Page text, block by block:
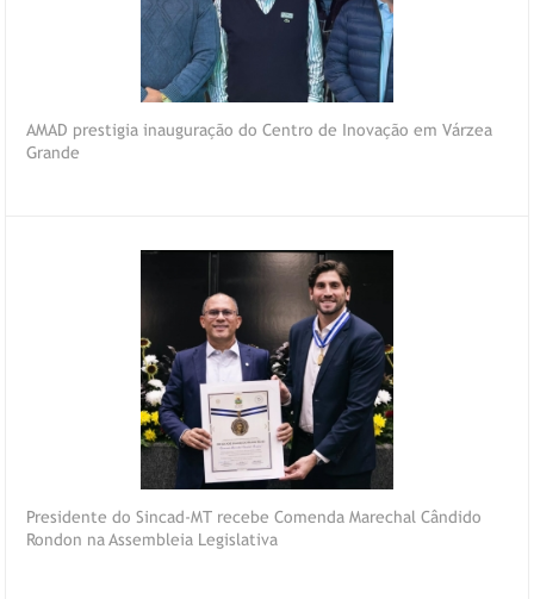
AMAD prestigia inauguração do Centro de Inovação em Várzea
Grande
Presidente do Sincad-MT recebe Comenda Marechal Cândido
Rondon na Assembleia Legislativa